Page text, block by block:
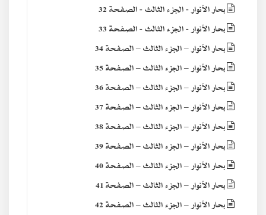
بحار الأنوار - الجزء الثالث - الصفحة 32
بحار الأنوار - الجزء الثالث - الصفحة 33
بحار الأنوار – الجزء الثالث – الصفحة 34
بحار الأنوار – الجزء الثالث – الصفحة 35
بحار الأنوار – الجزء الثالث – الصفحة 36
بحار الأنوار – الجزء الثالث – الصفحة 37
بحار الأنوار – الجزء الثالث – الصفحة 38
بحار الأنوار – الجزء الثالث – الصفحة 39
بحار الأنوار – الجزء الثالث – الصفحة 40
بحار الأنوار – الجزء الثالث – الصفحة 41
بحار الأنوار – الجزء الثالث – الصفحة 42